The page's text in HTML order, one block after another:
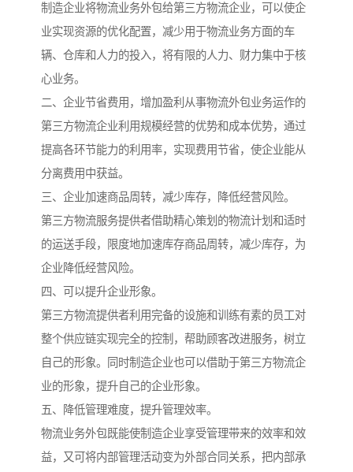
制造企业将物流业务外包给第三方物流企业，可以使企
业实现资源的优化配置，减少用于物流业务方面的车
辆、仓库和人力的投入，将有限的人力、财力集中于核
心业务。
二、企业节省费用，增加盈利从事物流外包业务运作的
第三方物流企业利用规模经营的优势和成本优势，通过
提高各环节能力的利用率，实现费用节省，使企业能从
分离费用中获益。
三、企业加速商品周转，减少库存，降低经营风险。
第三方物流服务提供者借助精心策划的物流计划和适时
的运送手段，限度地加速库存商品周转，减少库存，为
企业降低经营风险。
四、可以提升企业形象。
第三方物流提供者利用完备的设施和训练有素的员工对
整个供应链实现完全的控制，帮助顾客改进服务，树立
自己的形象。同时制造企业也可以借助于第三方物流企
业的形象，提升自己的企业形象。
五、降低管理难度，提升管理效率。
物流业务外包既能使制造企业享受管理带来的效率和效
益，又可将内部管理活动变为外部合同关系，把内部承